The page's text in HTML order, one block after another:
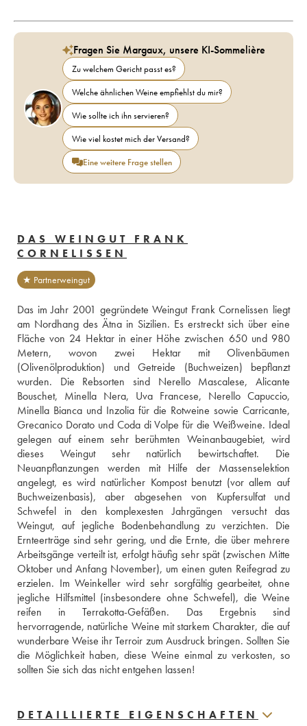
Fragen Sie Margaux, unsere KI-Sommelière
Zu welchem Gericht passt es?
Welche ähnlichen Weine empfiehlst du mir?
Wie sollte ich ihn servieren?
Wie viel kostet mich der Versand?
Eine weitere Frage stellen
DAS WEINGUT FRANK
CORNELISSEN
★ Partnerweingut
Das im Jahr 2001 gegründete Weingut Frank Cornelissen liegt
am Nordhang des Ätna in Sizilien. Es erstreckt sich über eine
Fläche von 24 Hektar in einer Höhe zwischen 650 und 980
Metern, wovon zwei Hektar mit Olivenbäumen
(Olivenölproduktion) und Getreide (Buchweizen) bepflanzt
wurden. Die Rebsorten sind Nerello Mascalese, Alicante
Bouschet, Minella Nera, Uva Francese, Nerello Capuccio,
Minella Bianca und Inzolia für die Rotweine sowie Carricante,
Grecanico Dorato und Coda di Volpe für die Weißweine. Ideal
gelegen auf einem sehr berühmten Weinanbaugebiet, wird
dieses Weingut sehr natürlich bewirtschaftet. Die
Neuanpflanzungen werden mit Hilfe der Massenselektion
angelegt, es wird natürlicher Kompost benutzt (vor allem auf
Buchweizenbasis), aber abgesehen von Kupfersulfat und
Schwefel in den komplexesten Jahrgängen versucht das
Weingut, auf jegliche Bodenbehandlung zu verzichten. Die
Ernteerträge sind sehr gering, und die Ernte, die über mehrere
Arbeitsgänge verteilt ist, erfolgt häufig sehr spät (zwischen Mitte
Oktober und Anfang November), um einen guten Reifegrad zu
erzielen. Im Weinkeller wird sehr sorgfältig gearbeitet, ohne
jegliche Hilfsmittel (insbesondere ohne Schwefel), die Weine
reifen in Terrakotta-Gefäßen. Das Ergebnis sind
hervorragende, natürliche Weine mit starkem Charakter, die auf
wunderbare Weise ihr Terroir zum Ausdruck bringen. Sollten Sie
die Möglichkeit haben, diese Weine einmal zu verkosten, so
sollten Sie sich das nicht entgehen lassen!
DETAILLIERTE EIGENSCHAFTEN